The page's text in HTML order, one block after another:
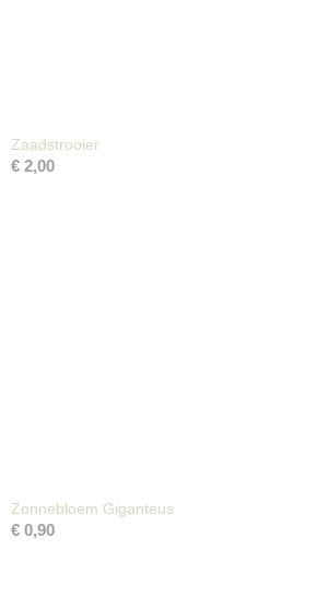
Zaadstrooier
€ 2,00
Zonnebloem Giganteus
€ 0,90